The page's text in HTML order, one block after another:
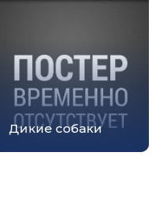
Дикие собаки